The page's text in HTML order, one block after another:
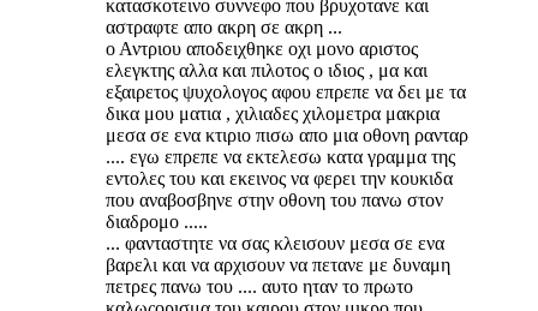
κατασκοτεινο συννεφο που βρυχοτανε και
αστραφτε απο ακρη σε ακρη ...
ο Αντριου αποδειχθηκε οχι μονο αριστος
ελεγκτης αλλα και πιλοτος ο ιδιος , μα και
εξαιρετος ψυχολογος αφου επρεπε να δει με τα
δικα μου ματια , χιλιαδες χιλομετρα μακρια
μεσα σε ενα κτιριο πισω απο μια οθονη ρανταρ
.... εγω επρεπε να εκτελεσω κατα γραμμα της
εντολες του και εκεινος να φερει την κουκιδα
που αναβοσβηνε στην οθονη του πανω στον
διαδρομο .....
... φανταστητε να σας κλεισουν μεσα σε ενα
βαρελι και να αρχισουν να πετανε με δυναμη
πετρες πανω του .... αυτο ηταν το πρωτο